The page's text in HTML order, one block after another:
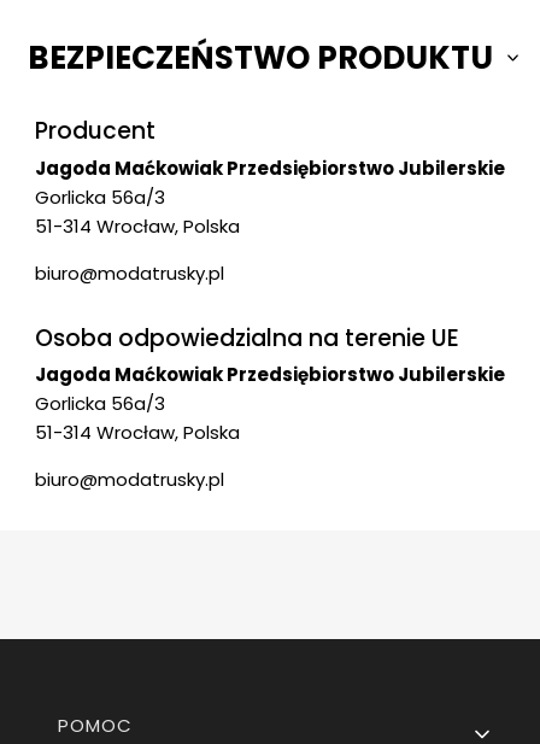
BEZPIECZEŃSTWO PRODUKTU
Producent
Jagoda Maćkowiak Przedsiębiorstwo Jubilerskie
Gorlicka 56a/3
51-314 Wrocław, Polska
biuro@modatrusky.pl
Osoba odpowiedzialna na terenie UE
Jagoda Maćkowiak Przedsiębiorstwo Jubilerskie
Gorlicka 56a/3
51-314 Wrocław, Polska
biuro@modatrusky.pl
Linki w stopce
POMOC